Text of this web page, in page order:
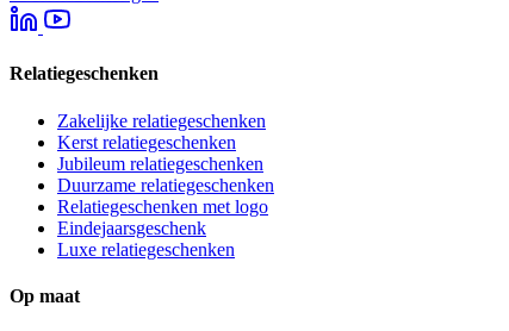
Relatiegeschenken
Zakelijke relatiegeschenken
Kerst relatiegeschenken
Jubileum relatiegeschenken
Duurzame relatiegeschenken
Relatiegeschenken met logo
Eindejaarsgeschenk
Luxe relatiegeschenken
Op maat